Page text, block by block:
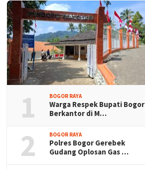
1 BOGOR RAYA
Warga Respek Bupati Bogor
Berkantor di M…
2 BOGOR RAYA
Polres Bogor Gerebek
Gudang Oplosan Gas …